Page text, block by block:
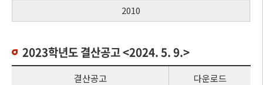
2010
2023학년도 결산공고 <2024. 5. 9.>
결산공고 다운로드